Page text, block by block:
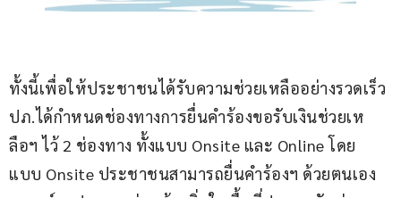
ทั้งนี้เพื่อให้ประชาชนได้รับความช่วยเหลืออย่างรวดเร็ว
ปภ.ได้กำหนดช่องทางการยื่นคำร้องขอรับเงินช่วยเห
ลือฯ ไว้ 2 ช่องทาง ทั้งแบบ Onsite และ Online โดย
แบบ Onsite ประชาชนสามารถยื่นคำร้องฯ ด้วยตนเอง